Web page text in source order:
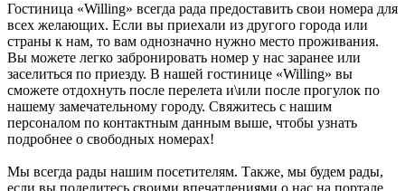
Гостиница «Willing» всегда рада предоставить свои номера для
всех желающих. Если вы приехали из другого города или
страны к нам, то вам однозначно нужно место проживания.
Вы можете легко забронировать номер у нас заранее или
заселиться по приезду. В нашей гостинице «Willing» вы
сможете отдохнуть после перелета и\или после прогулок по
нашему замечательному городу. Свяжитесь с нашим
персоналом по контактным данным выше, чтобы узнать
подробнее о свободных номерах!
Мы всегда рады нашим посетителям. Также, мы будем рады,